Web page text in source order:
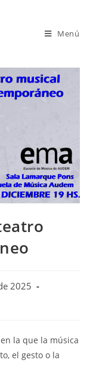
Menú
2025
la que la música
el gesto o la